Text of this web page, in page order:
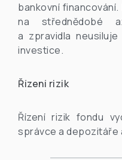
bankovní
na střednědobé
a zpravidla
investice.
Řízení rizik
Řízení rizik fondu
správce a depozitáře